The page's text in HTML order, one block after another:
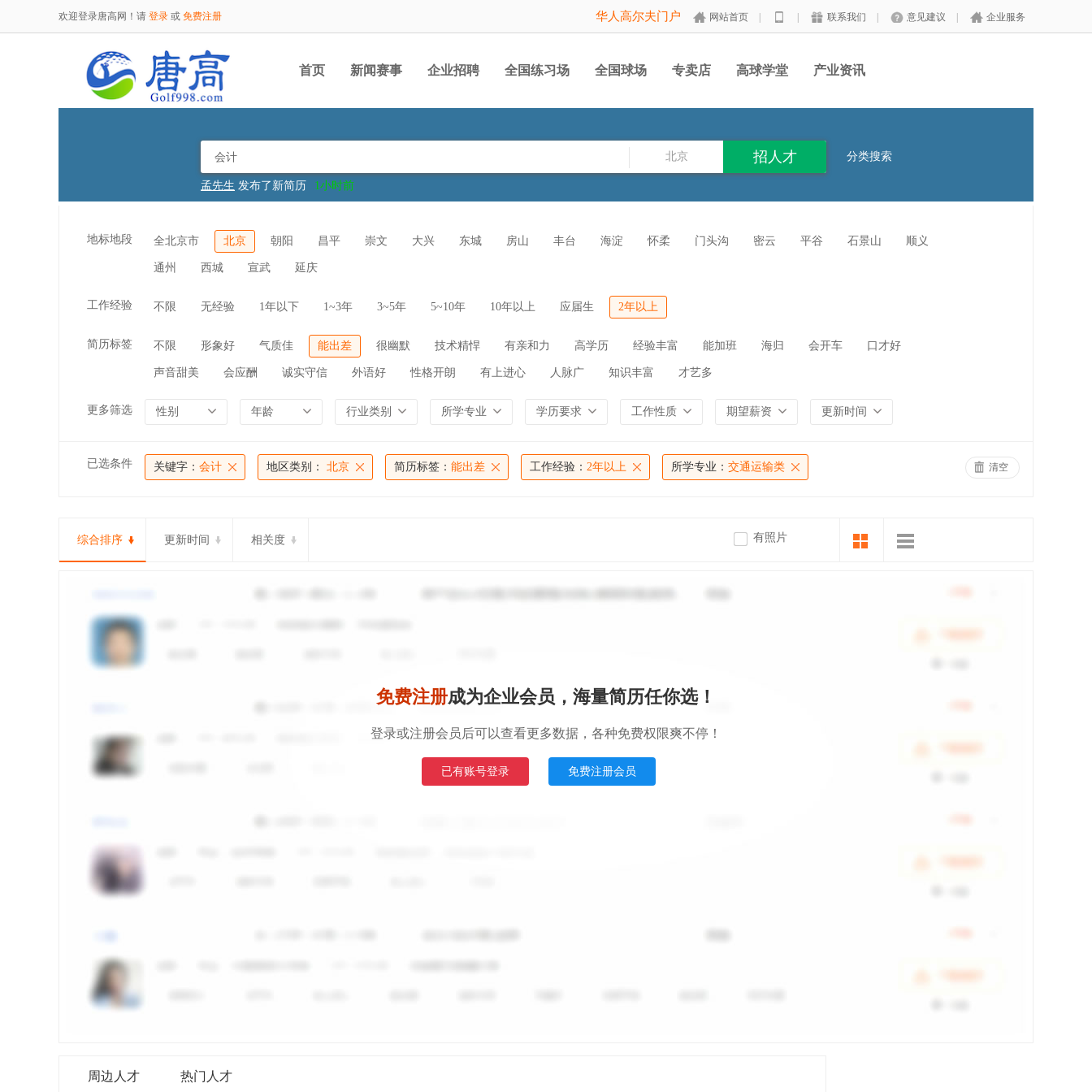
欢迎登录唐高网！请 登录 或 免费注册 华人高尔夫门户 网站首页 联系我们 意见建议 企业服务
首页 新闻赛事 企业招聘 全国练习场 全国球场 专卖店 高球学堂 产业资讯
北京 分类搜索
孟先生 发布了新简历
1小时前
郑先生发布了新简历
1小时前
雷女士发布了新简历
范先生发布了新简历
1天前
崔女士
发布了新简历
田先生
发布了新简历
2天前
蔡先生 发布了新简历
15分钟前
地标地段 全北京市 北京 朝阳 昌平 崇文 大兴 东城 房山 丰台 海淀 怀柔 门头沟 密云 平谷 石景山 顺义
通州 西城 宣武 延庆
工作经验 不限 无经验 1年以下 1~3年 3~5年 5~10年 10年以上 应届生 2年以上
简历标签 不限 形象好 气质佳 能出差 很幽默 技术精悍 有亲和力 高学历 经验丰富 能加班 海归 会开车 口才好
声音甜美 会应酬 诚实守信 外语好 性格开朗 有上进心 人脉广 知识丰富 才艺多
更多筛选 性别 年龄 行业类别 所学专业 学历要求 工作性质 期望薪资 更新时间
已选条件 关键字： 会计 地区类别： 北京 简历标签： 能出差 工作经验： 2年以上 所学专业： 交通运输类 清空
综合排序 更新时间 相关度 有照片
免费注册成为企业会员，海量简历任你选！
登录或注册会员后可以查看更多数据，各种免费权限爽不停！
已有账号登录 免费注册会员
周边人才 热门人才